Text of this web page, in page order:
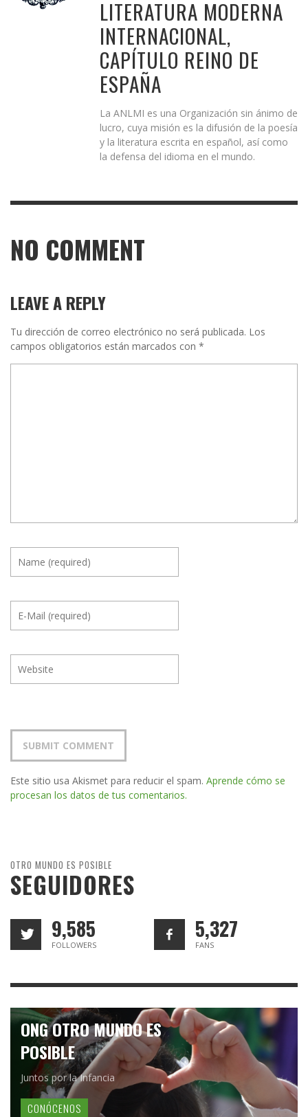
LITERATURA MODERNA
INTERNACIONAL,
CAPÍTULO REINO DE
ESPAÑA
La ANLMI es una Organización sin ánimo de
lucro, cuya misión es la difusión de la poesía
y la literatura escrita en español, así como
la defensa del idioma en el mundo.
NO COMMENT
LEAVE A REPLY
Tu dirección de correo electrónico no será publicada. Los
campos obligatorios están marcados con *
Este sitio usa Akismet para reducir el spam. Aprende cómo se
procesan los datos de tus comentarios.
OTRO MUNDO ES POSIBLE
SEGUIDORES
9,585
FOLLOWERS
5,327
FANS
ONG OTRO MUNDO ES
POSIBLE
Juntos por la Infancia
CONÓCENOS